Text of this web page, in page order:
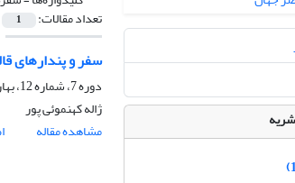
تعداد مقالات: 1
سفر و پندارهای
دوره 7، شماره 12، بهار 1381
ژاله کهنموئى پور
مشاهده مقاله